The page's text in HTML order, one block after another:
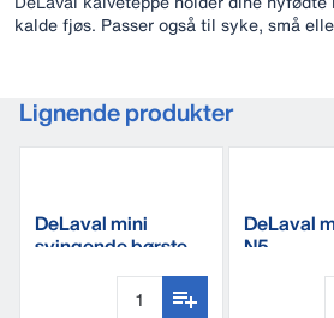
kalde fjøs. Passer også til syke, små
Lignende produkter
DeLaval mini
svingende børste
DeLaval
N5